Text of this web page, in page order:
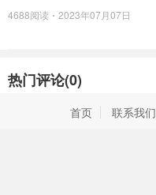
4688阅读 2023年07月07日
热门评论(0)
首页 联系我们